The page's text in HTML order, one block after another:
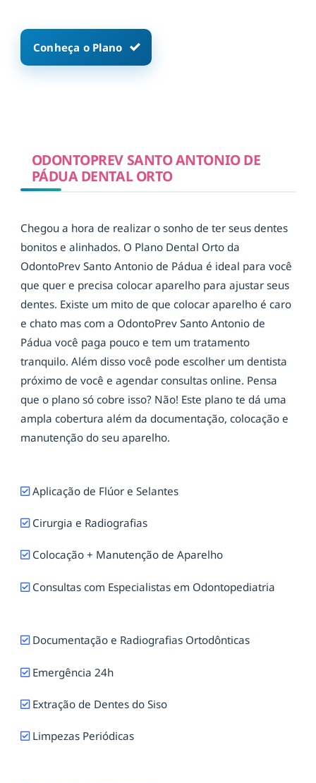
Conheça o Plano
ODONTOPREV SANTO ANTONIO DE
PÁDUA DENTAL ORTO
Chegou a hora de realizar o sonho de ter seus dentes
bonitos e alinhados. O Plano Dental Orto da
OdontoPrev Santo Antonio de Pádua é ideal para você
que quer e precisa colocar aparelho para ajustar seus
dentes. Existe um mito de que colocar aparelho é caro
e chato mas com a OdontoPrev Santo Antonio de
Pádua você paga pouco e tem um tratamento
tranquilo. Além disso você pode escolher um dentista
próximo de você e agendar consultas online. Pensa
que o plano só cobre isso? Não! Este plano te dá uma
ampla cobertura além da documentação, colocação e
manutenção do seu aparelho.
Aplicação de Flúor e Selantes
Cirurgia e Radiografias
Colocação + Manutenção de Aparelho
Consultas com Especialistas em Odontopediatria
Documentação e Radiografias Ortodônticas
Emergência 24h
Extração de Dentes do Siso
Limpezas Periódicas